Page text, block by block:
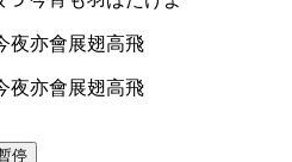
夜亦會展翅高飛
夜亦會展翅高飛
停